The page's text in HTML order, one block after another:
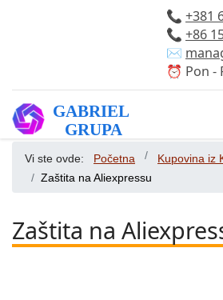
📞 +381
📞 +86
✉️
⏰ Pon -
Vi ste ovde: Početna Kupovina iz
Zaštita na Aliexpressu
Zaštita na